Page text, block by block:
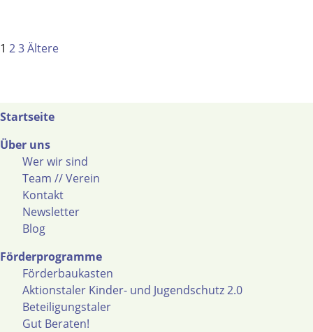
Seitennummerierung
Seite
1 Seite
2Seite
3ÄltereÄltere
Startseite
Über uns
Wer wir sind
Team // Verein
Kontakt
Newsletter
Blog
Förderprogramme
Förderbaukasten
Aktionstaler Kinder- und Jugendschutz 2.0
Beteiligungstaler
Gut Beraten!